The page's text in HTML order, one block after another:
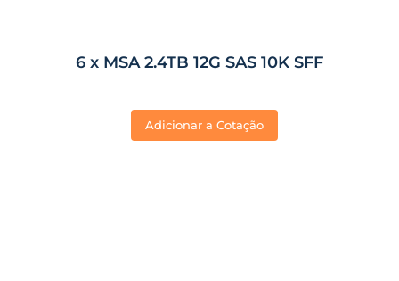
6 x MSA 2.4TB 12G SAS 10K SFF
Adicionar a Cotação